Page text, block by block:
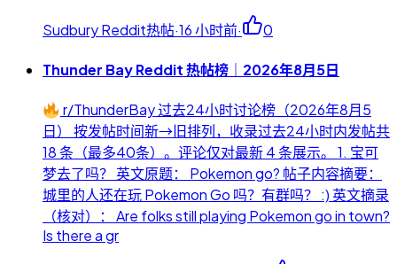
Sudbury Reddit热帖·16 小时前· 0
Thunder Bay Reddit 热帖榜｜2026年8月5日
r/ThunderBay 过去24小时讨论榜（2026年8月5
日） 按发帖时间新→旧排列，收录过去24小时内发帖共
18 条（最多40条）。评论仅对最新 4 条展示。 1. 宝可
梦去了吗？ 英文原题： Pokemon go? 帖子内容摘要：
城里的人还在玩 Pokemon Go 吗？有群吗？ :) 英文摘录
（核对）： Are folks still playing Pokemon go in town?
Is there a gr